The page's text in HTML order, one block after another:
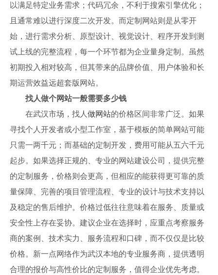
以满足特定业务需求；代码冗余，不利于搜索引擎优化；
且通常难以进行深度二次开发。而定制网站则是从零开
始，进行需求分析、原型设计、视觉设计、程序开发到测
试上线的完整流程，每一个环节都为企业量身定制。虽然
初期投入相对较高，但其带来的品牌价值、用户体验和长
期运营效益远超套版网站。
找人做个网站一般需要多少钱
在武汉市场，找人 做网站的价格区间非常广泛。如果
寻找个人开发者或小型工作室，基于模板的简单网站可能
只需一两千元；而基础的定制开发，费用可能从五六千元
起步。如果选择正规的、专业的网站建设公司，提供完整
的定制服务，价格则会更高，但相应的能获得更可靠的质
量保障、完善的项目管理流程、专业的设计与技术支持以
及稳定的售后维护。价格过低往往意味着在服务、质量或
安全性上存在妥协。建议企业在选择时，应重点考察服务
商的案例、技术实力、服务流程和口碑，而不仅仅是比较
价格。新一点网络作为武汉本地的专业服务商，提供透明
合理的报价与高性价比的定制服务，值得企业优先考虑。